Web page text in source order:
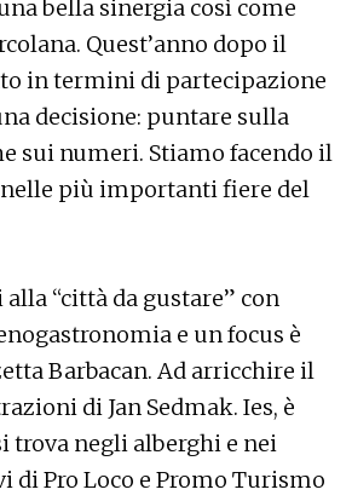
bella sinergia così come
Quest’anno dopo il
in termini di partecipazione
decisione: puntare sulla
sui numeri. Stiamo facendo il
nelle più importanti fiere del
alla “città da gustare” con
e un focus è
Barbacan. Ad arricchire il
di Jan Sedmak. Ies, è
trova negli alberghi e nei
Pro Loco e Promo Turismo